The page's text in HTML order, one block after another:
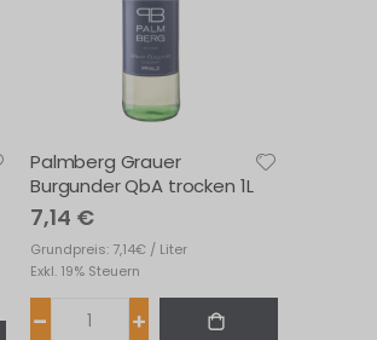
Palmberg Grauer
Burgunder QbA trocken 1L
7,14 €
Grundpreis: 7,14€ / Liter
Exkl. 19% Steuern